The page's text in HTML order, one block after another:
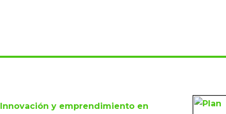
Innovación y emprendimiento en